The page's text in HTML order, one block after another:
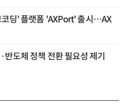
딩' 플랫폼 'AXPort' 출시…AX
반도체 정책 전환 필요성 제기